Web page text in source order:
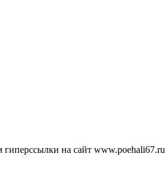
на сайт www.poehali67.ru